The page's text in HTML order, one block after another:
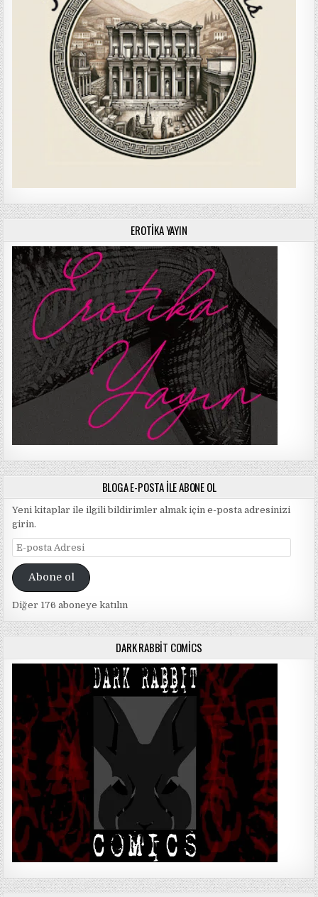
EROTIKA YAYIN
BLOGA E-POSTA ILE ABONE OL
Yeni kitaplar ile ilgili bildirimler almak için e-posta adresinizi
girin.
E-
posta
AdresiAbone ol
Diğer 176 aboneye katılın
DARK RABBIT COMICS